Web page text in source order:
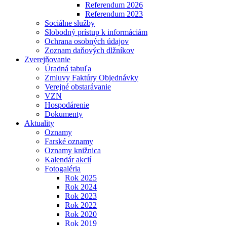
Referendum 2026
Referendum 2023
Sociálne služby
Slobodný prístup k informáciám
Ochrana osobných údajov
Zoznam daňových dlžníkov
Zverejňovanie
Úradná tabuľa
Zmluvy Faktúry Objednávky
Verejné obstarávanie
VZN
Hospodárenie
Dokumenty
Aktuality
Oznamy
Farské oznamy
Oznamy knižnica
Kalendár akcií
Fotogaléria
Rok 2025
Rok 2024
Rok 2023
Rok 2022
Rok 2020
Rok 2019